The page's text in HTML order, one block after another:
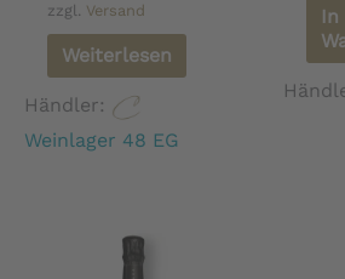
zzgl. Versand
Weiterlesen
Händler:
Weinlager 48 EG
In